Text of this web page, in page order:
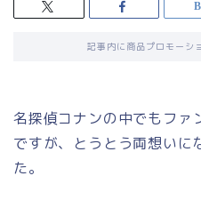
記事内に商品プロモーシ
名探偵コナンの中でもファ
ですが、とうとう両想いに
た。